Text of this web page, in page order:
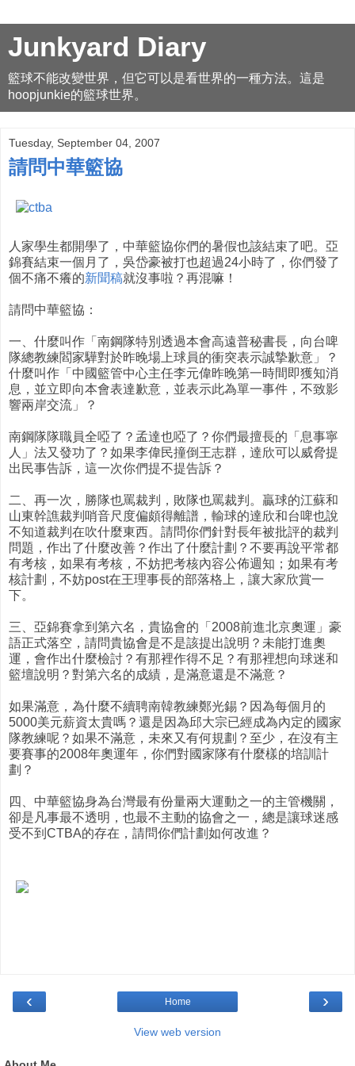
Junkyard Diary
籃球不能改變世界，但它可以是看世界的一種方法。這是
hoopjunkie的籃球世界。
Tuesday, September 04, 2007
請問中華籃協
人家學生都開學了，中華籃協你們的暑假也該結束了吧。亞
錦賽結束一個月了，吳岱豪被打也超過24小時了，你們發了
個不痛不癢的新聞稿就沒事啦？再混嘛！
請問中華籃協：
一、什麼叫作「南鋼隊特別透過本會高遠普秘書長，向台啤
隊總教練閻家驊對於昨晚場上球員的衝突表示誠摯歉意」？
什麼叫作「中國籃管中心主任李元偉昨晚第一時間即獲知消
息，並立即向本會表達歉意，並表示此為單一事件，不致影
響兩岸交流」？
南鋼隊隊職員全啞了？孟達也啞了？你們最擅長的「息事寧
人」法又發功了？如果李偉民撞倒王志群，達欣可以威脅提
出民事告訴，這一次你們提不提告訴？
二、再一次，勝隊也罵裁判，敗隊也罵裁判。贏球的江蘇和
山東幹譙裁判哨音尺度偏頗得離譜，輸球的達欣和台啤也說
不知道裁判在吹什麼東西。請問你們針對長年被批評的裁判
問題，作出了什麼改善？作出了什麼計劃？不要再說平常都
有考核，如果有考核，不妨把考核內容公佈週知；如果有考
核計劃，不妨post在王理事長的部落格上，讓大家欣賞一
下。
三、亞錦賽拿到第六名，貴協會的「2008前進北京奧運」豪
語正式落空，請問貴協會是不是該提出說明？未能打進奧
運，會作出什麼檢討？有那裡作得不足？有那裡想向球迷和
籃壇說明？對第六名的成績，是滿意還是不滿意？
如果滿意，為什麼不續聘南韓教練鄭光錫？因為每個月的
5000美元薪資太貴嗎？還是因為邱大宗已經成為內定的國家
隊教練呢？如果不滿意，未來又有何規劃？至少，在沒有主
要賽事的2008年奧運年，你們對國家隊有什麼樣的培訓計
劃？
四、中華籃協身為台灣最有份量兩大運動之一的主管機關，
卻是凡事最不透明，也最不主動的協會之一，總是讓球迷感
受不到CTBA的存在，請問你們計劃如何改進？
‹ ›
Home
View web version